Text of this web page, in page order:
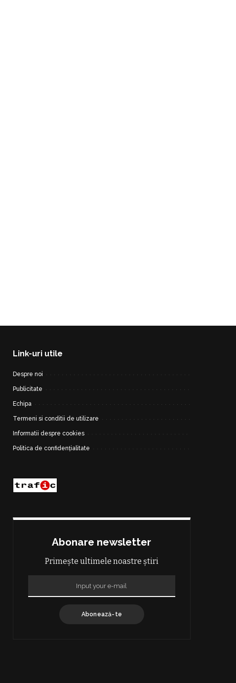
Link-uri utile
Despre noi
Publicitate
Echipa
Termeni si conditii de utilizare
Informatii despre cookies
Politica de confidențialitate
Abonare newsletter
Primește ultimele noastre știri
Abonează-te